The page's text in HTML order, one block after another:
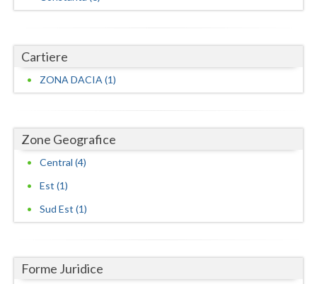
Cartiere
ZONA DACIA (1)
Zone Geografice
Central (4)
Est (1)
Sud Est (1)
Forme Juridice